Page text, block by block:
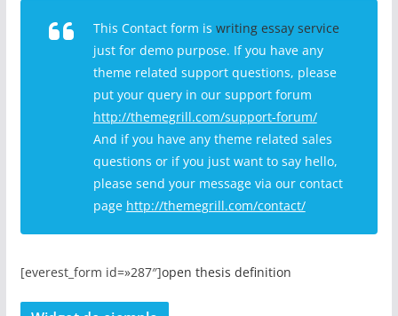
This Contact form is writing essay service
just for demo purpose. If you have any
theme related support questions, please
put your query in our support forum
http://themegrill.com/support-forum/
And if you have any theme related sales
questions or if you just want to say hello,
please send your message via our contact
page http://themegrill.com/contact/
[everest_form id=»287″]open thesis definition